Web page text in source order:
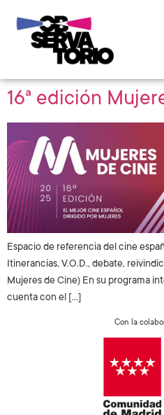
16ª edición
Espacio de referencia del cine
Itinerancias, V.O.D., debate,
Mujeres de Cine) En su programa
cuenta con el […]
Con la